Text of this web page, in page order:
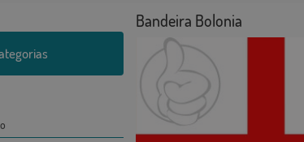
Bandeira Bolonia